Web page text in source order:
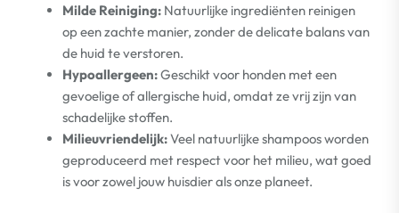
Milde Reiniging: Natuurlijke ingrediënten reinigen
op een zachte manier, zonder de delicate balans van
de huid te verstoren.
Hypoallergeen:Geschikt voor honden met een
gevoelige of allergische huid, omdat ze vrij zijn van
schadelijke stoffen.
Milieuvriendelijk:Veel natuurlijke shampoos worden
geproduceerd met respect voor het milieu, wat goed
is voor zowel jouw huisdier als onze planeet.